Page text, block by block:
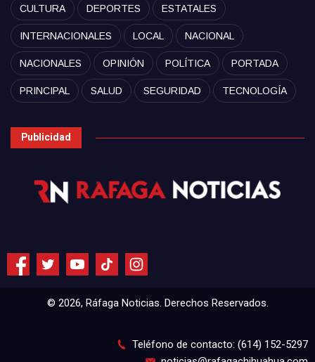
CULTURA DEPORTES ESTATALES
INTERNACIONALES LOCAL NACIONAL
NACIONALES OPINIÓN POLÍTICA PORTADA
PRINCIPAL SALUD SEGURIDAD TECNOLOGÍA
Publicidad
© 2026, Ráfaga Noticias. Derechos Reservados.
Teléfono de contacto: (614) 152-5297